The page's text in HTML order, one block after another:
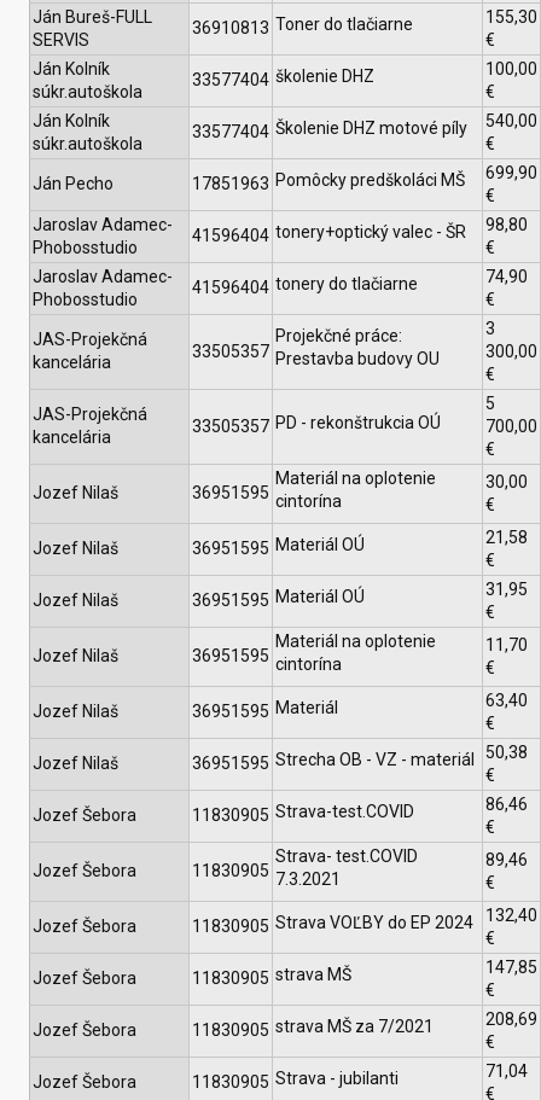
Ján Bureš-FULL
SERVIS
36910813 Toner do tlačiarne
155,30
€
Ján Kolník
súkr.autoškola
33577404 školenie DHZ
100,00
€
Ján Kolník
súkr.autoškola
33577404 Školenie DHZ motové píly
540,00
€
Ján Pecho 17851963 Pomôcky predškoláci MŠ
699,90
€
Jaroslav Adamec-
Phobosstudio
41596404 tonery+optický valec - ŠR
98,80
€
Jaroslav Adamec-
Phobosstudio
41596404 tonery do tlačiarne
74,90
€
JAS-Projekčná
kancelária
33505357
Projekčné práce:
Prestavba budovy OU
3
300,00
€
JAS-Projekčná
kancelária
33505357 PD - rekonštrukcia OÚ
5
700,00
€
Jozef Nilaš 36951595
Materiál na oplotenie
cintorína
30,00
€
Jozef Nilaš 36951595 Materiál OÚ
21,58
€
Jozef Nilaš 36951595 Materiál OÚ
31,95
€
Jozef Nilaš 36951595
Materiál na oplotenie
cintorína
11,70
€
Jozef Nilaš 36951595 Materiál
63,40
€
Jozef Nilaš 36951595 Strecha OB - VZ - materiál
50,38
€
Jozef Šebora 11830905 Strava-test.COVID
86,46
€
Jozef Šebora 11830905
Strava- test.COVID
7.3.2021
89,46
€
Jozef Šebora 11830905 Strava VOĽBY do EP 2024
132,40
€
Jozef Šebora 11830905 strava MŠ
147,85
€
Jozef Šebora 11830905 strava MŠ za 7/2021
208,69
€
Jozef Šebora 11830905 Strava - jubilanti
71,04
€